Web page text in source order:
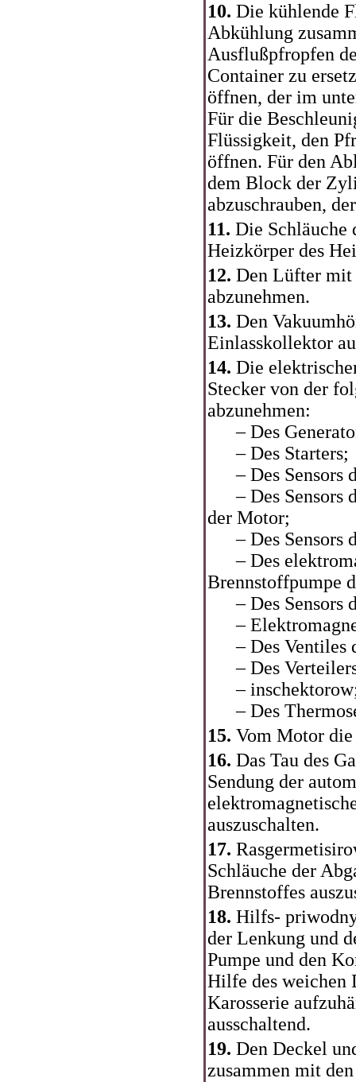
10. Die kühlende
Abkühlung
Ausflußpfropfen
Container zu
öffnen, der im
Für die
Flüssigkeit, den
öffnen. Für den
dem Block der
abzuschrauben,
11. Die Schläuche
Heizkörper des
12. Den Lüfter mit
abzunehmen.
13. Den
Einlasskollektor
14. Die
Stecker von der
abzunehmen:
– Des
– Des Starters;
– Des Sensors
– Des Sensors
der Motor;
– Des Sensors
– Des
Brennstoffpumpe
– Des Sensors
–
– Des Ventiles
– Des
–
– Des
15. Vom Motor die
16. Das Tau des
Sendung der
auszuschalten.
17.
Schläuche der
Brennstoffes
18. Hilfs-
der Lenkung und
Pumpe und den
Hilfe des weichen
Karosserie
ausschaltend.
19. Den Deckel
zusammen mit